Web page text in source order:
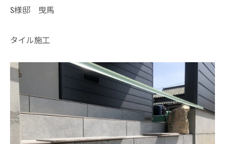
S様邸 曳馬
タイル施工